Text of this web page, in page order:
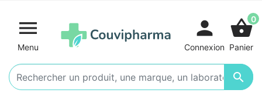

Menu

person
Connexion
shopping_basket0
Panier